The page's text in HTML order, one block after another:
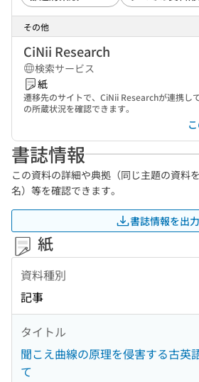
その他
CiNii Research
検索サービス
紙
遷移先のサイトで、CiNii Researchが連携し
の所蔵状況を確認できます。
書誌情報
この資料の詳細や典拠（同じ主題の資料
名）等を確認できます。
書誌情報を出力
紙
資料種別
記事
タイトル
聞こえ曲線の原理を侵害する古英
て